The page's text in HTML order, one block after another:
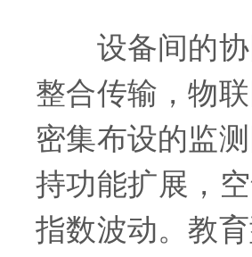
设备间的协
整合传输，物
密集布设的监
持功能扩展，
指数波动。教